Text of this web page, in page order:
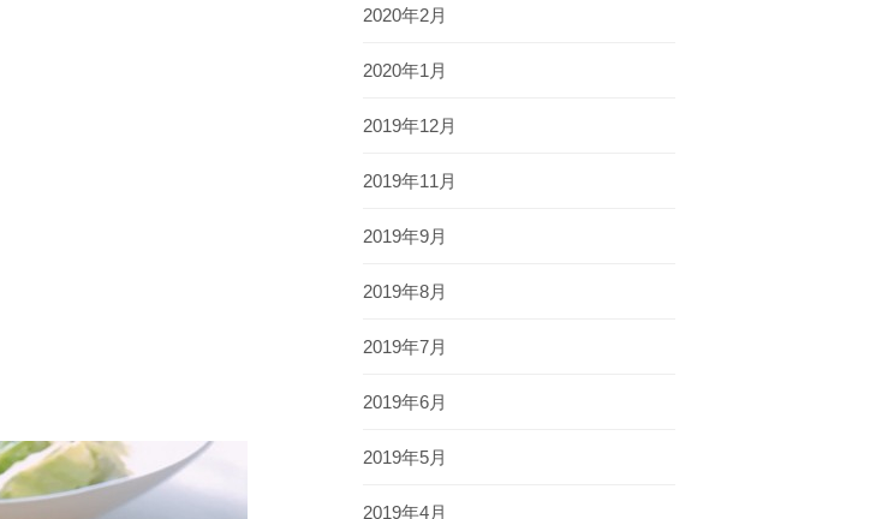
2020年2月
2020年1月
2019年12月
2019年11月
2019年9月
2019年8月
2019年7月
2019年6月
2019年5月
2019年4月